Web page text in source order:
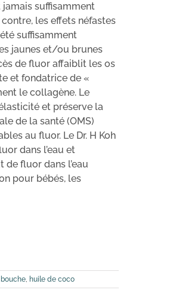
jamais suffisamment
les effets néfastes
suffisamment
jaunes et/ou brunes
de fluor affaiblit les os
et fondatrice de «
le collagène. Le
et préserve la
de la santé (OMS)
au fluor. Le Dr. H Koh
dans l’eau et
de fluor dans l’eau
pour bébés, les
, huile de coco